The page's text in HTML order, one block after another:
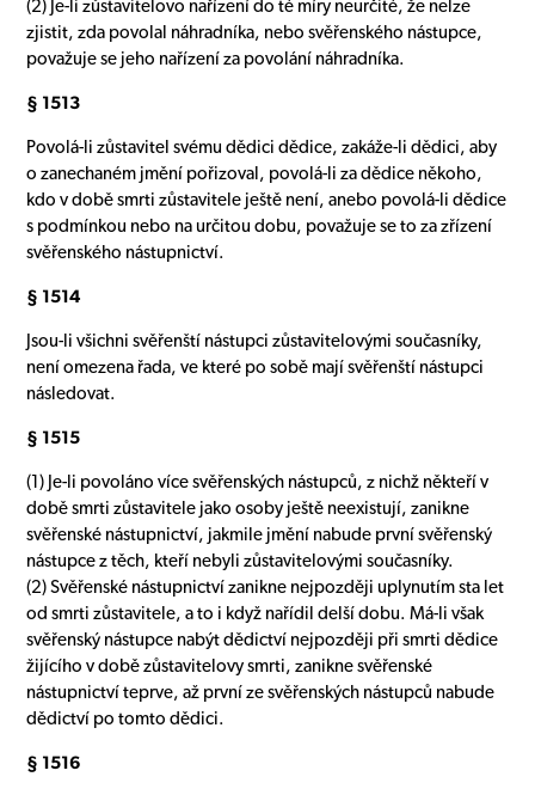
(2) Je-li zůstavitelovo nařízení do té míry neurčité, že nelze
zjistit, zda povolal náhradníka, nebo svěřenského nástupce,
považuje se jeho nařízení za povolání náhradníka.
§ 1513
Povolá-li zůstavitel svému dědici dědice, zakáže-li dědici, aby
o zanechaném jmění pořizoval, povolá-li za dědice někoho,
kdo v době smrti zůstavitele ještě není, anebo povolá-li dědice
s podmínkou nebo na určitou dobu, považuje se to za zřízení
svěřenského nástupnictví.
§ 1514
Jsou-li všichni svěřenští nástupci zůstavitelovými současníky,
není omezena řada, ve které po sobě mají svěřenští nástupci
následovat.
§ 1515
(1) Je-li povoláno více svěřenských nástupců, z nichž někteří v
době smrti zůstavitele jako osoby ještě neexistují, zanikne
svěřenské nástupnictví, jakmile jmění nabude první svěřenský
nástupce z těch, kteří nebyli zůstavitelovými současníky.
(2) Svěřenské nástupnictví zanikne nejpozději uplynutím sta let
od smrti zůstavitele, a to i když nařídil delší dobu. Má-li však
svěřenský nástupce nabýt dědictví nejpozději při smrti dědice
žijícího v době zůstavitelovy smrti, zanikne svěřenské
nástupnictví teprve, až první ze svěřenských nástupců nabude
dědictví po tomto dědici.
§ 1516